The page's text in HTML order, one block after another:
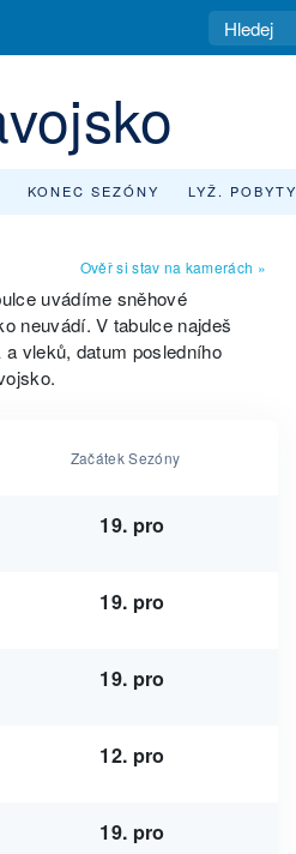
KONEC SEZÓNY LYŽ. POBYTY
Ověř si stav na kamerách »
uvádíme sněhové
neuvádí. V tabulce najdeš
vleků, datum posledního
Začátek Sezóny
19. pro
19. pro
19. pro
12. pro
19. pro